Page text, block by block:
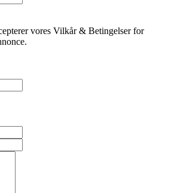
vores Vilkår & Betingelser for